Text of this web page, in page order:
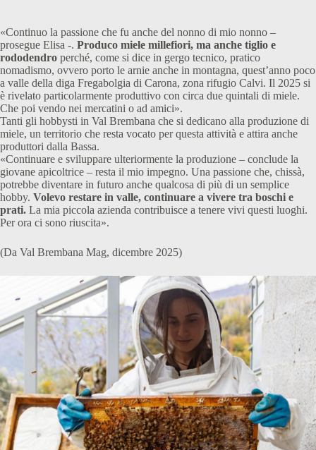
«Continuo la passione che fu anche del nonno di mio nonno –
prosegue Elisa -. Produco miele millefiori, ma anche tiglio e
rododendro perché, come si dice in gergo tecnico, pratico
nomadismo, ovvero porto le arnie anche in montagna, quest’anno poco
a valle della diga Fregabolgia di Carona, zona rifugio Calvi. Il 2025 si
è rivelato particolarmente produttivo con circa due quintali di miele.
Che poi vendo nei mercatini o ad amici».
Tanti gli hobbysti in Val Brembana che si dedicano alla produzione di
miele, un territorio che resta vocato per questa attività e attira anche
produttori dalla Bassa.
«Continuare e sviluppare ulteriormente la produzione – conclude la
giovane apicoltrice – resta il mio impegno. Una passione che, chissà,
potrebbe diventare in futuro anche qualcosa di più di un semplice
hobby. Volevo restare in valle, continuare a vivere tra boschi e
prati. La mia piccola azienda contribuisce a tenere vivi questi luoghi.
Per ora ci sono riuscita».
(Da Val Brembana Mag, dicembre 2025)